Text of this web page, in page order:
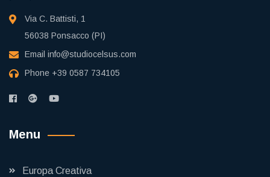
Via C. Battisti, 1
56038 Ponsacco (PI)
Email info@studiocelsus.com
Phone +39 0587 734105
Menu
Europa Creativa